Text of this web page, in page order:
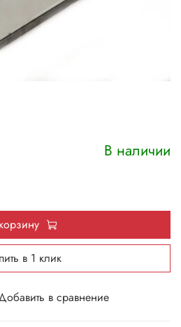
в сравнение
В наличии
в 1 клик